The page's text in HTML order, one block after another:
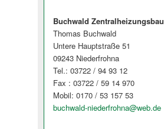
Buchwald Zentralheizungsbau
Thomas Buchwald
Untere Hauptstraße 51
09243 Niederfrohna
Tel.: 03722 / 94 93 12
Fax : 03722 / 59 14 970
Mobil: 0170 / 53 157 53
buchwald-niederfrohna@web.de